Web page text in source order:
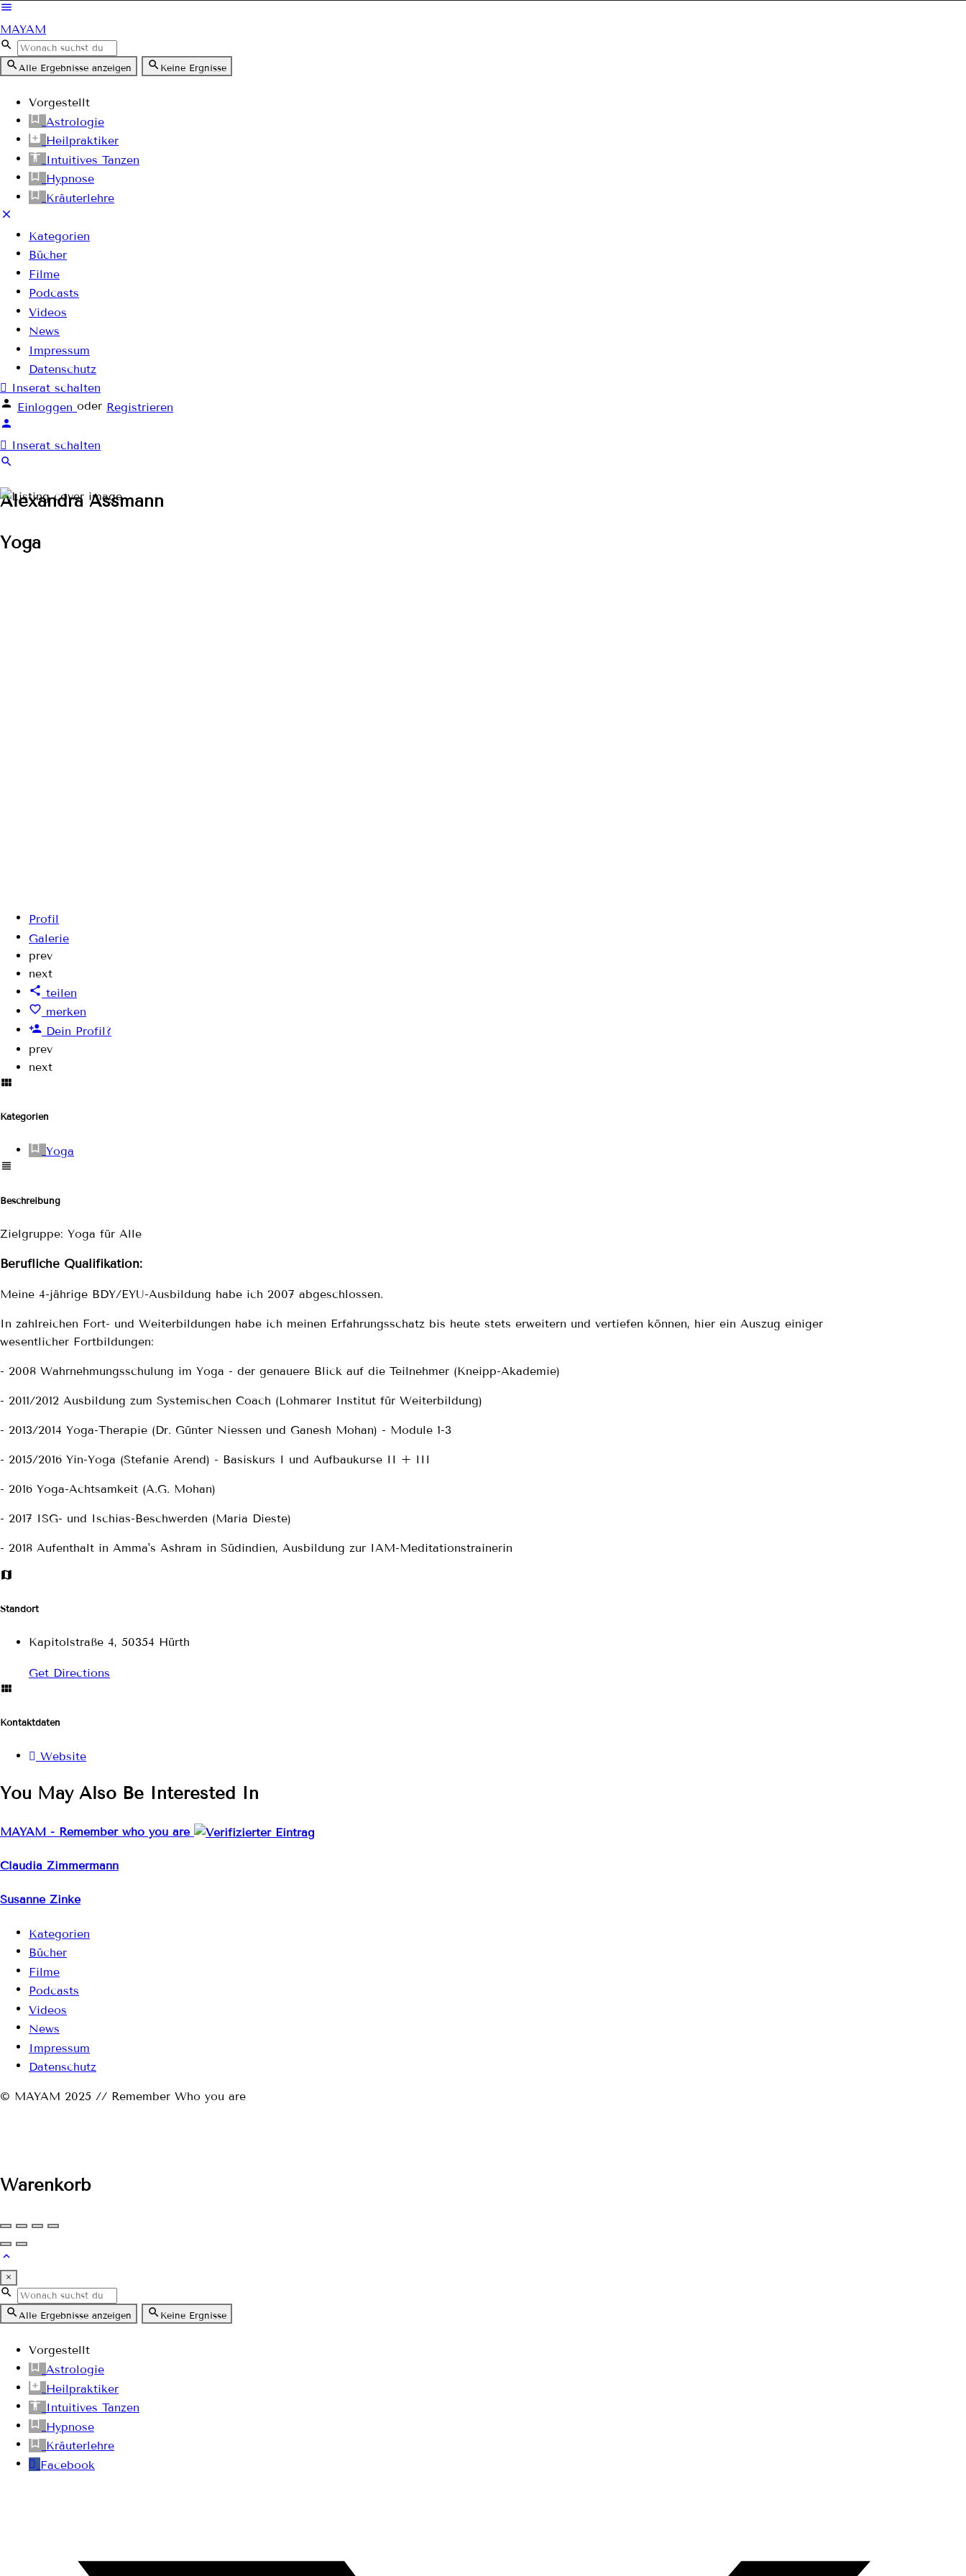
MAYAM
Alle Ergebnisse anzeigen Keine Ergnisse
Vorgestellt
Astrologie
Heilpraktiker
Intuitives Tanzen
Hypnose
Kräuterlehre
Kategorien
Bücher
Filme
Podcasts
Videos
News
Impressum
Datenschutz
Inserat schalten
Einloggen oder Registrieren
Inserat schalten
Alexandra Assmann
Yoga
Profil
Galerie
prev
next
teilen
merken
Dein Profil?
prev
next
Kategorien
Yoga
Beschreibung
Zielgruppe: Yoga für Alle
Berufliche Qualifikation:
Meine 4-jährige BDY/EYU-Ausbildung habe ich 2007 abgeschlossen.
In zahlreichen Fort- und Weiterbildungen habe ich meinen Erfahrungsschatz bis heute stets erweitern und vertiefen können, hier ein Auszug einiger
wesentlicher Fortbildungen:
- 2008 Wahrnehmungsschulung im Yoga - der genauere Blick auf die Teilnehmer (Kneipp-Akademie)
- 2011/2012 Ausbildung zum Systemischen Coach (Lohmarer Institut für Weiterbildung)
- 2013/2014 Yoga-Therapie (Dr. Günter Niessen und Ganesh Mohan) - Module 1-3
- 2015/2016 Yin-Yoga (Stefanie Arend) - Basiskurs I und Aufbaukurse II + III
- 2016 Yoga-Achtsamkeit (A.G. Mohan)
- 2017 ISG- und Ischias-Beschwerden (Maria Dieste)
- 2018 Aufenthalt in Amma's Ashram in Südindien, Ausbildung zur IAM-Meditationstrainerin
Standort
Kapitolstraße 4, 50354 Hürth
Get Directions
Kontaktdaten
Website
You May Also Be Interested In
MAYAM - Remember who you are
Claudia Zimmermann
Susanne Zinke
Kategorien
Bücher
Filme
Podcasts
Videos
News
Impressum
Datenschutz
© MAYAM 2025 // Remember Who you are
Warenkorb
×
Alle Ergebnisse anzeigen Keine Ergnisse
Vorgestellt
Astrologie
Heilpraktiker
Intuitives Tanzen
Hypnose
Kräuterlehre
Facebook